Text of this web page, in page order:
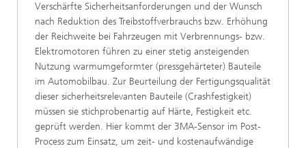
Verschärfte Sicherheitsanforderungen und der Wunsch
nach Reduktion des Treibstoffverbrauchs bzw. Erhöhung
der Reichweite bei Fahrzeugen mit Verbrennungs- bzw.
Elektromotoren führen zu einer stetig ansteigenden
Nutzung warmumgeformter (pressgehärteter) Bauteile
im Automobilbau. Zur Beurteilung der Fertigungsqualität
dieser sicherheitsrelevanten Bauteile (Crashfestigkeit)
müssen sie stichprobenartig auf Härte, Festigkeit etc.
geprüft werden. Hier kommt der 3MA-Sensor im Post-
Process zum Einsatz, um zeit- und kostenaufwändige